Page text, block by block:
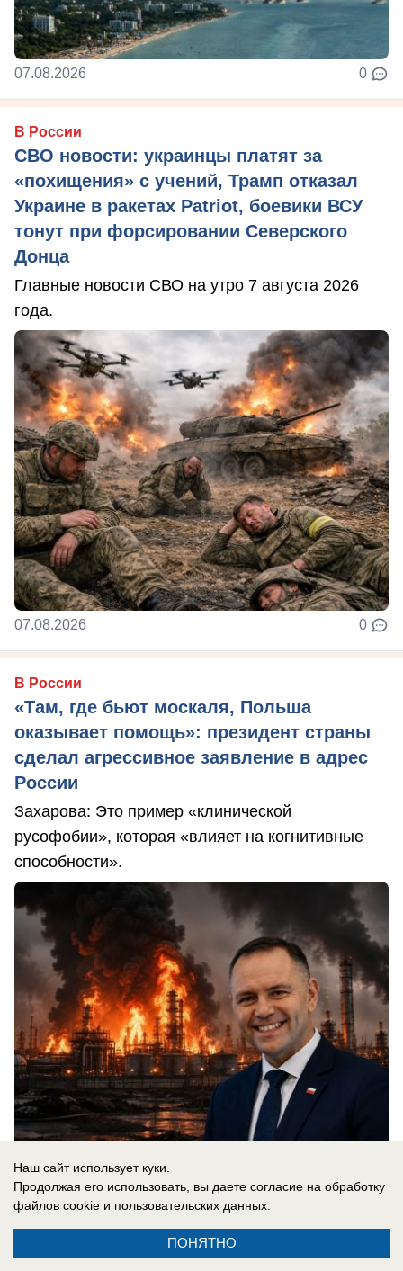
07.08.2026 0
В России
СВО новости: украинцы платят за
«похищения» с учений, Трамп отказал
Украине в ракетах Patriot, боевики ВСУ
тонут при форсировании Северского
Донца
Главные новости СВО на утро 7 августа 2026
года.
07.08.2026 0
В России
«Там, где бьют москаля, Польша
оказывает помощь»: президент страны
сделал агрессивное заявление в адрес
России
Захарова: Это пример «клинической
русофобии», которая «влияет на когнитивные
способности».
07.08.2026
Наш сайт использует куки.
Продолжая его использовать, вы даете согласие на обработку
файлов cookie и пользовательских данных.
ПОНЯТНО